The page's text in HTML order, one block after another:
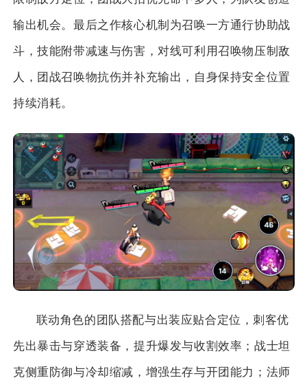
输出机会。最后之作核心机制为召唤一方通行协助战
斗，技能附带减速与伤害，对线可利用召唤物压制敌
人，团战召唤物抗伤并补充输出，自身保持安全位置
持续消耗。
联动角色的团队搭配与出装应贴合定位，刺客优
先出暴击与穿透装备，提升爆发与收割效率；战士坦
克侧重防御与冷却缩减，增强生存与开团能力；法师